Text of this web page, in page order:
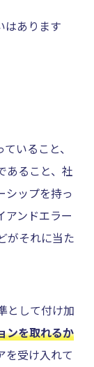
はあります
いること、
あること、社
シップを持っ
アンドエラー
がそれに当た
として付け加
ンを取れるか
を受け入れて